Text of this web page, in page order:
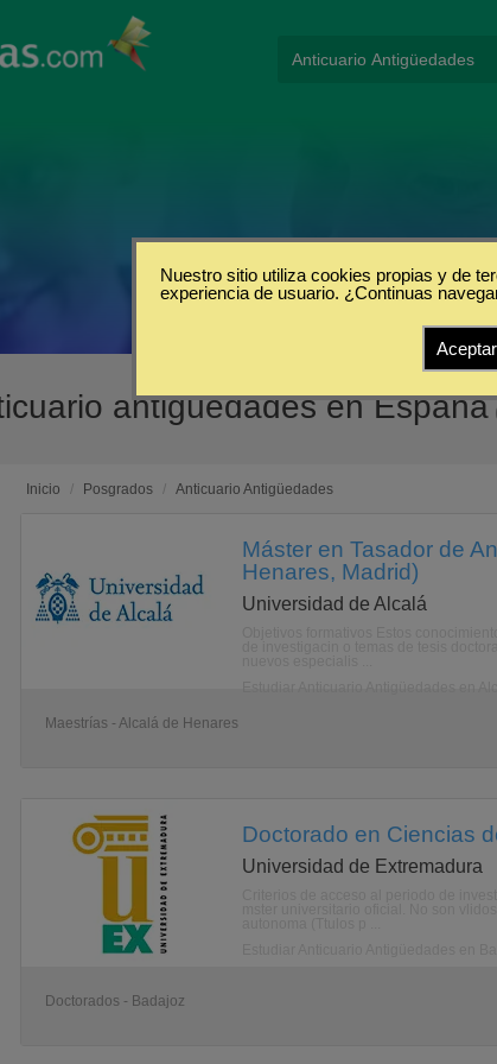
antigüedades en España
Inicio / Posgrados / Anticuario Antigüedades
Máster en Tasador de
Henares, Madrid)
Universidad de Alcalá
Maestrías - Alcalá de Henares
Doctorado en Ciencias
Universidad de Extremadura
Doctorados - Badajoz
Nuestro sitio utiliza cookies propias y de
experiencia de usuario. ¿Continuas
Aceptar